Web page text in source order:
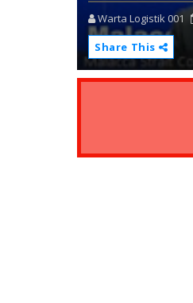
Warta Logistik 001
Share This